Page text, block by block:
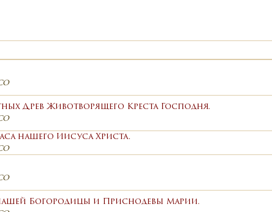
Древ Животворящего Креста Господня.
нашего Иисуса Христа.
Богородицы и Приснодевы Марии.